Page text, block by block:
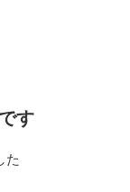
す
た